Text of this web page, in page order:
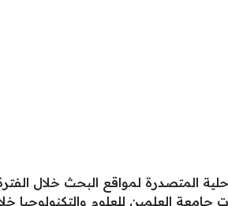
المتصدرة لمواقع البحث خلال